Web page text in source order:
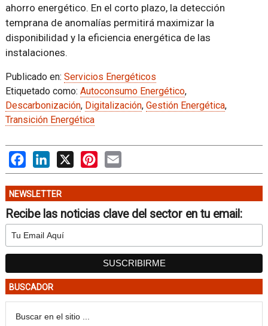
ahorro energético. En el corto plazo, la detección
temprana de anomalías permitirá maximizar la
disponibilidad y la eficiencia energética de las
instalaciones.
Publicado en: Servicios Energéticos
Etiquetado como: Autoconsumo Energético,
Descarbonización, Digitalización, Gestión Energética,
Transición Energética
FacebookLinkedIn Pinterest
NEWSLETTER
Recibe las noticias clave del sector en tu email:
BUSCADOR